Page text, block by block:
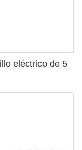
eléctrico de 5